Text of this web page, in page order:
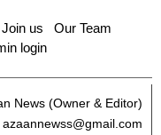
Join us
Our Team
login
News (Owner & Editor)
azaannewss@gmail.com